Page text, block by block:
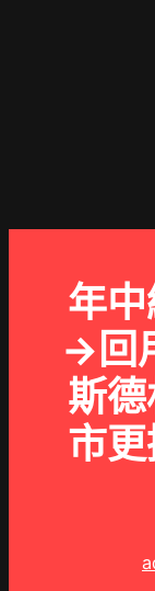
年
→回
斯
市